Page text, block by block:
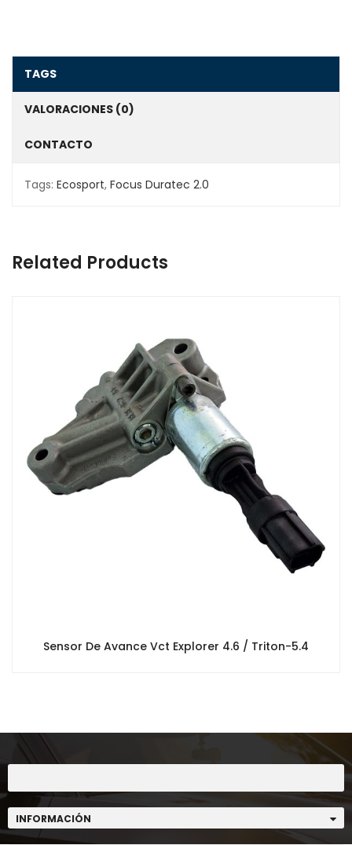
TAGS
VALORACIONES (0)
CONTACTO
Tags: Ecosport, Focus Duratec 2.0
Related Products
Sensor De Avance Vct Explorer 4.6 / Triton-5.4
INFORMACIÓN